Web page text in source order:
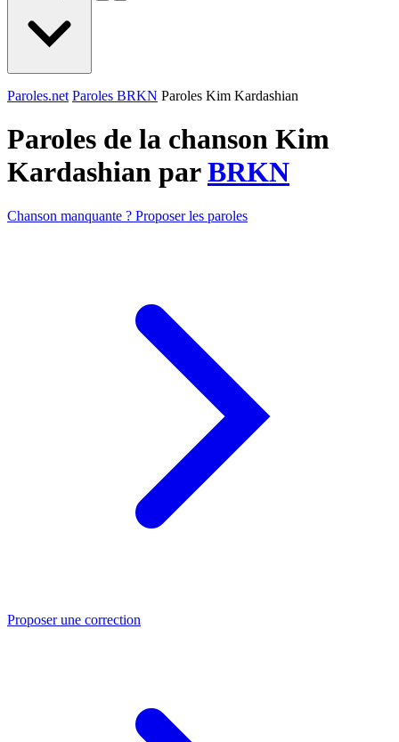
Paroles.net Paroles BRKN Paroles Kim Kardashian
Paroles de la chanson Kim
Kardashian parBRKN
Chanson manquante ? Proposer les paroles
Proposer une correction